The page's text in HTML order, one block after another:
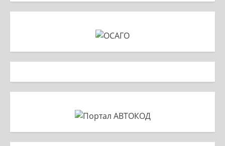
–
страшен
документ
его
малюют.